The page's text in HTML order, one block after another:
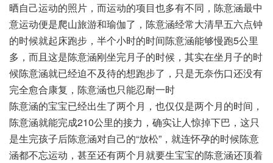
晒自己运动的照片，而运动的项目也多有不同，陈意涵最中
意运动便是爬山旅游和瑜伽了，陈意涵经常大清早五六点钟
的时候就起床跑步，半个小时的时间陈意涵能够慢跑5公里
多，而且这是陈意涵刚坐完月子的时候，其实在坐月子的时
候陈意涵就已经迫不及待的想跑步了，只是无奈伤口还没有
完全愈合康复，陈意涵也只能忍耐一时
陈意涵的宝宝已经出生了两个月，也仅仅是两个月的时间，
陈意涵就能完成210公里的接力，确实让人惊掉下巴，这只
是生完孩子后陈意涵对自己的“放松”，就连怀孕的时候陈意
涵都不忘运动，甚至还有两个月就要生宝宝的陈意涵还顶着